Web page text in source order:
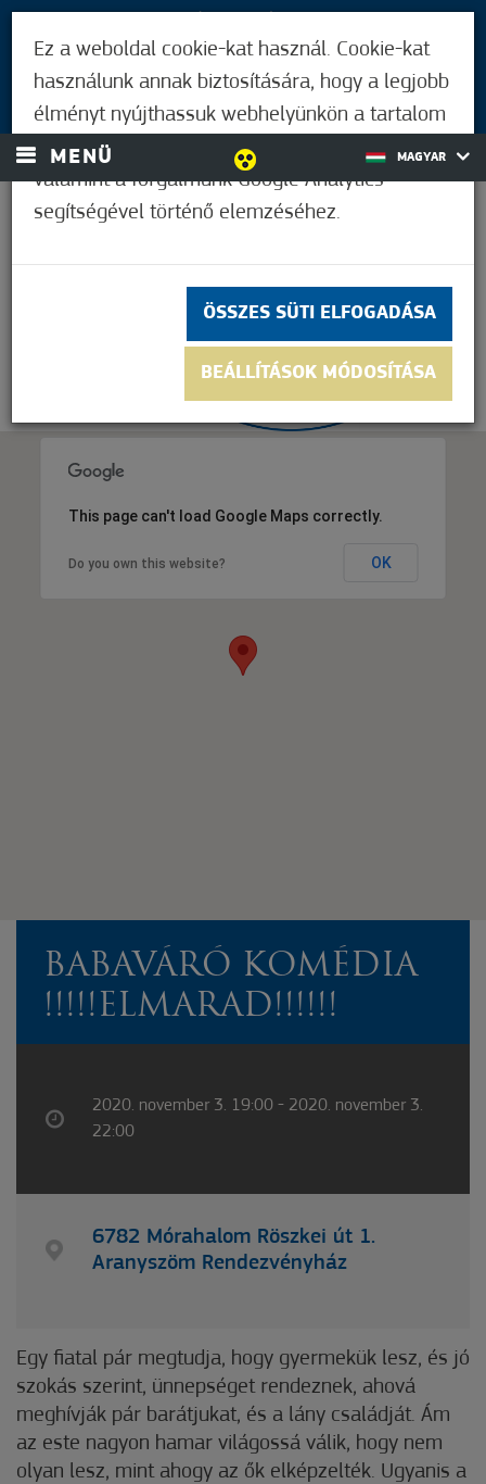
BEJELENTKEZÉS
MENÜ MAGYAR
This page can't load Google Maps correctly.
Do you own this website? OK
BABAVÁRÓ KOMÉDIA
!!!!!ELMARAD!!!!!!
2020. november 3. 19:00 - 2020. november 3.
22:00
6782 Mórahalom Röszkei út 1.
Aranyszöm Rendezvényház
Egy fiatal pár megtudja, hogy gyermekük lesz, és jó
szokás szerint, ünnepséget rendeznek, ahová
meghívják pár barátjukat, és a lány családját. Ám
az este nagyon hamar világossá válik, hogy nem
olyan lesz, mint ahogy az ők elképzelték. Ugyanis a
Ez a weboldal cookie-kat használ. Cookie-kat
használunk annak biztosítására, hogy a legjobb
élményt nyújthassuk webhelyünkön a tartalom
és a hirdetések személyre szabásához,
valamint a forgalmunk Google Analytics
segítségével történő elemzéséhez.
ÖSSZES SÜTI ELFOGADÁSA
BEÁLLÍTÁSOK MÓDOSÍTÁSA